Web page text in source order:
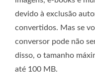
devido à exclusão
convertidos. Mas se
conversor pode não
disso, o tamanho
até 100 MB.